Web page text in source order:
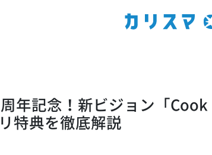
年記念！新ビジョン「
特典を徹底解説